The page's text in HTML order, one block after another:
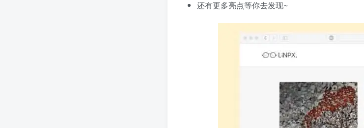
还有更多亮点等你去发现~